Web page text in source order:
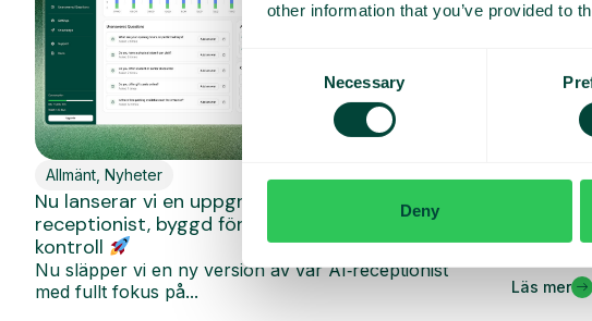
other information that you’ve provided to
Necessary
Deny
Allmänt Nyheter
Nu lanserar vi en uppgraderad version av vår AI-
receptionist, byggd för att du ska ha 100%
kontroll
Nu släpper vi en ny version av vår AI‑receptionist
med fullt fokus på...
förvärvet
Läs mer